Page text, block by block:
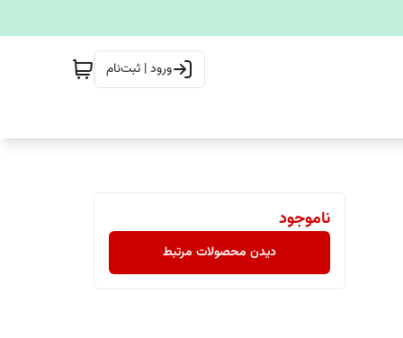
ورود | ثبت‌نام
ناموجود
دیدن محصولات مرتبط